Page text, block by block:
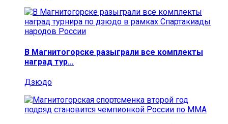
В Магнитогорске разыграли все комплекты
наград тур…
Дзюдо